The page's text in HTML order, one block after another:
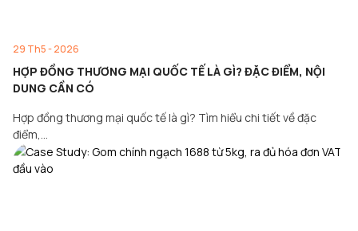
29 Th5 - 2026
HỢP ĐỒNG THƯƠNG MẠI QUỐC TẾ LÀ GÌ? ĐẶC ĐIỂM, NỘI
DUNG CẦN CÓ
Hợp đồng thương mại quốc tế là gì? Tìm hiểu chi tiết về đặc
điểm,…